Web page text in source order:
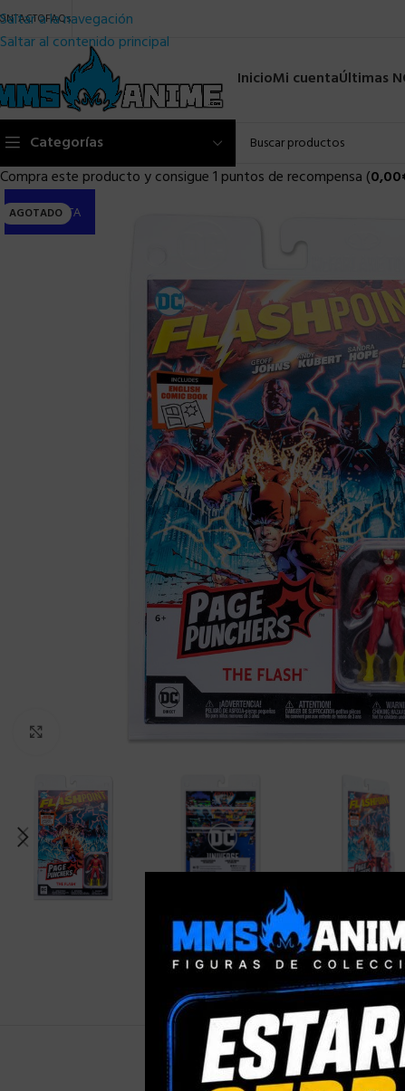
Saltar a la navegación
Saltar al contenido principal
FAQs
InicioMi cuentaÚltimas
Categorías
Compra este producto y consigue 1 puntos de recompensa (0,00
AGOTADO
PRE-VENTA
Clic para ampliar